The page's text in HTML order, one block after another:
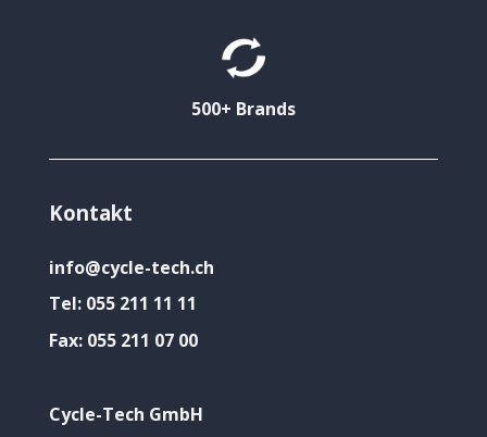
500+ Brands
Kontakt
info@cycle-tech.ch
Tel: 055 211 11 11
Fax: 055 211 07 00
Cycle-Tech GmbH